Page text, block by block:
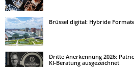
Brüssel digital: Hybride
Dritte Anerkennung 2026:
KI-Beratung ausgezeichnet